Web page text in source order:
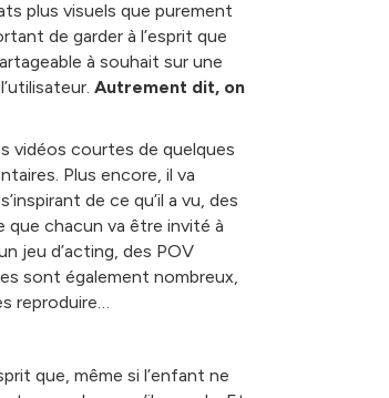
plus visuels que purement
de garder à l’esprit que
à souhait sur une
Autrement dit, on
vidéos courtes de quelques
Plus encore, il va
de ce qu’il a vu, des
que chacun va être invité à
jeu d’acting, des POV
sont également nombreux,
reproduire…
que, même si l’enfant ne